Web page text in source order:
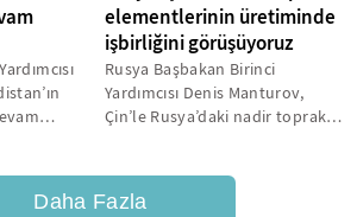
elementlerinin üretiminde
işbirliğini görüşüyoruz
Rusya Başbakan Birinci
Yardımcısı Denis Manturov,
Çin’le Rusya’daki nadir toprak
Daha Fazla